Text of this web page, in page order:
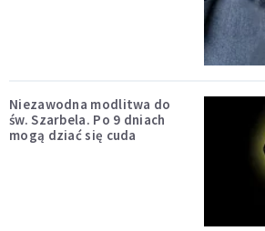
Niezawodna modlitwa do
św. Szarbela. Po 9 dniach
mogą dziać się cuda